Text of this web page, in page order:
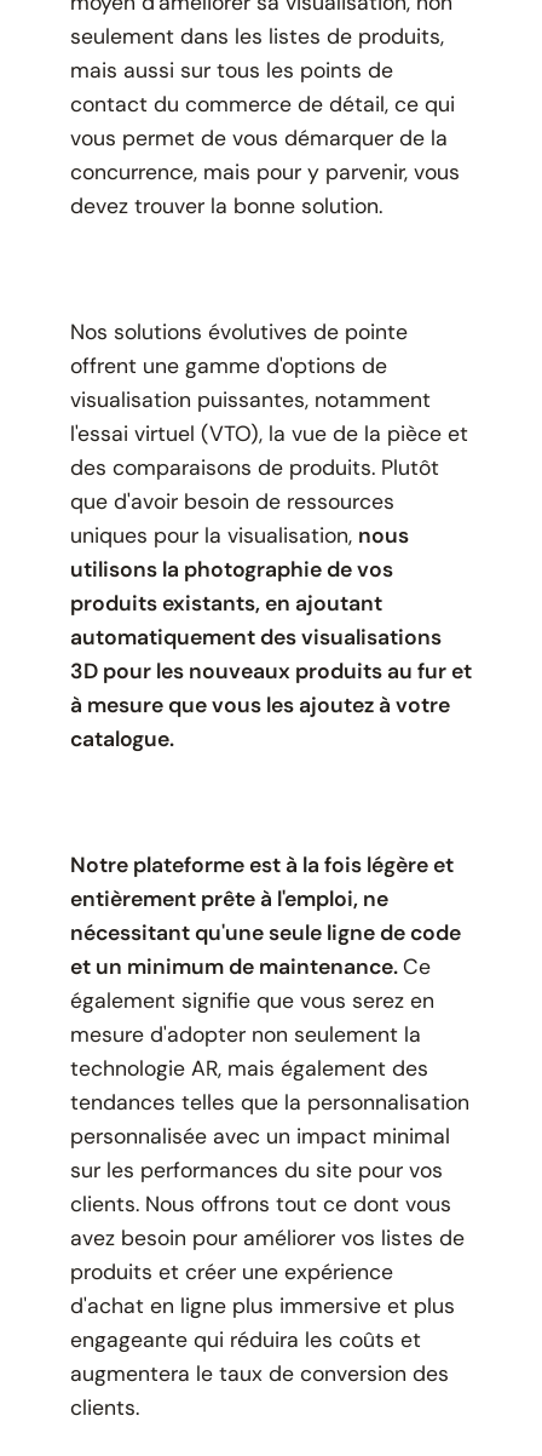
seulement dans les listes de produits,
mais aussi sur tous les points de
contact du commerce de détail, ce qui
vous permet de vous démarquer de la
concurrence, mais pour y parvenir, vous
devez trouver la bonne solution.
Nos solutions évolutives de pointe
offrent une gamme d'options de
visualisation puissantes, notamment
l'essai virtuel (VTO), la vue de la pièce et
des comparaisons de produits. Plutôt
que d'avoir besoin de ressources
uniques pour la visualisation, nous
utilisons la photographie de vos
produits existants, en ajoutant
automatiquement des visualisations
3D pour les nouveaux produits au fur et
à mesure que vous les ajoutez à votre
catalogue.
Notre plateforme est à la fois légère et
entièrement prête à l'emploi, ne
nécessitant qu'une seule ligne de code
et un minimum de maintenance.Ce
également signifie que vous serez en
mesure d'adopter non seulement la
technologie AR, mais également des
tendances telles que la personnalisation
personnalisée avec un impact minimal
sur les performances du site pour vos
clients. Nous offrons tout ce dont vous
avez besoin pour améliorer vos listes de
produits et créer une expérience
d'achat en ligne plus immersive et plus
engageante qui réduira les coûts et
augmentera le taux de conversion des
clients.